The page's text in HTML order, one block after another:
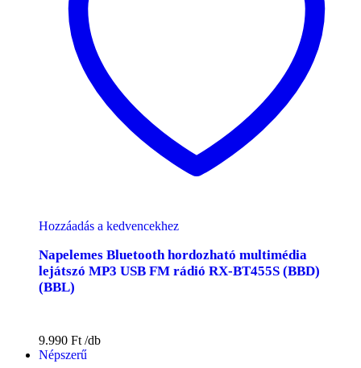
Hozzáadás a kedvencekhez
Napelemes Bluetooth hordozható multimédia
lejátszó MP3 USB FM rádió RX-BT455S (BBD)
(BBL)
9.990 Ft
Népszerű